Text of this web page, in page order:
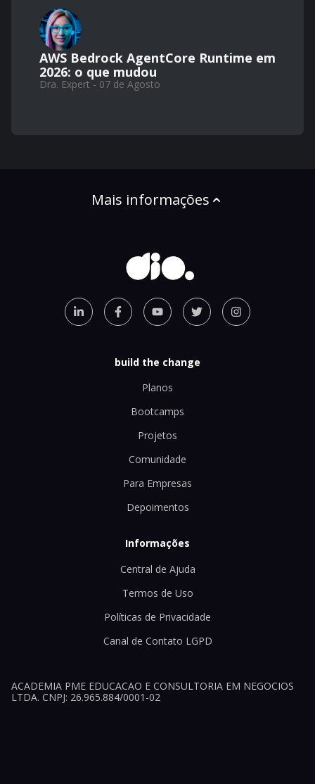
AWS Bedrock AgentCore Runtime em
2026: o que mudou
Dra. Expert - 07 de Agosto
Mais informações
build the change
Planos
Bootcamps
Projetos
Comunidade
Para Empresas
Depoimentos
Informações
Central de Ajuda
Termos de Uso
Políticas de Privacidade
Canal de Contato LGPD
ACADEMIA PME EDUCACAO E CONSULTORIA EM NEGOCIOS
LTDA. CNPJ: 26.965.884/0001-02